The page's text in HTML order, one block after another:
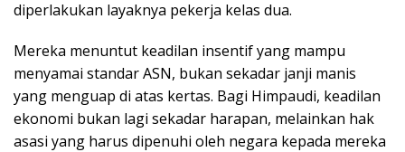
diperlakukan layaknya pekerja kelas dua.
Mereka menuntut keadilan insentif yang mampu
menyamai standar ASN, bukan sekadar janji manis
yang menguap di atas kertas. Bagi Himpaudi, keadilan
ekonomi bukan lagi sekadar harapan, melainkan hak
asasi yang harus dipenuhi oleh negara kepada mereka